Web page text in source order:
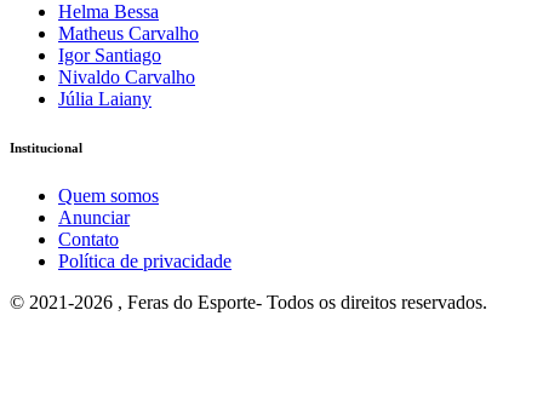
Helma Bessa
Matheus Carvalho
Igor Santiago
Nivaldo Carvalho
Júlia Laiany
Institucional
Quem somos
Anunciar
Contato
Política de privacidade
© 2021-2026 , Feras do Esporte- Todos os direitos reservados.